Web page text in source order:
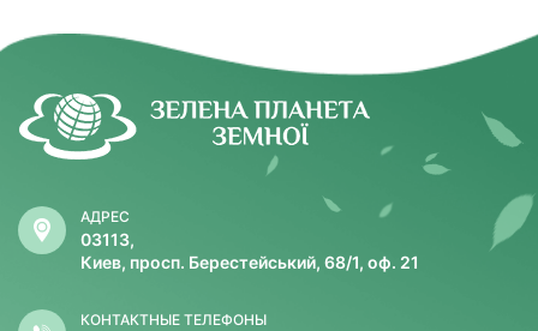
АДРЕС
03113,
Киев, просп. Берестейський, 68/1, оф. 21
КОНТАКТНЫЕ ТЕЛЕФОНЫ